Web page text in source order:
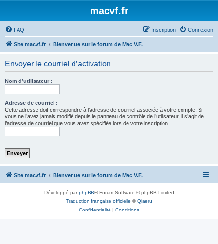
macvf.fr
FAQ Connexion
Inscription
Site macvf.fr Bienvenue sur le forum de Mac V.F.
Envoyer le courriel d’activation
Nom d’utilisateur :
Adresse de courriel :
Cette adresse doit correspondre à l’adresse de courriel associée à votre compte. Si
vous ne l’avez jamais modifié depuis le panneau de contrôle de l’utilisateur, il s’agit de
l’adresse de courriel que vous avez spécifiée lors de votre inscription.
Site macvf.fr Bienvenue sur le forum de Mac V.F.
Développé parphpBB® Forum Software © phpBB Limited
Traduction française officielle ©Qiaeru
Confidentialité | Conditions